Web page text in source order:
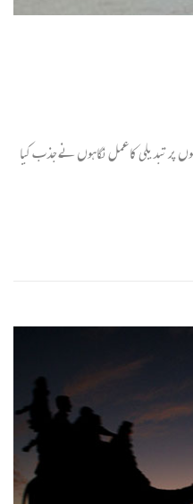
پر تبدیلی کا عمل نگاہوں نے جذب کیا